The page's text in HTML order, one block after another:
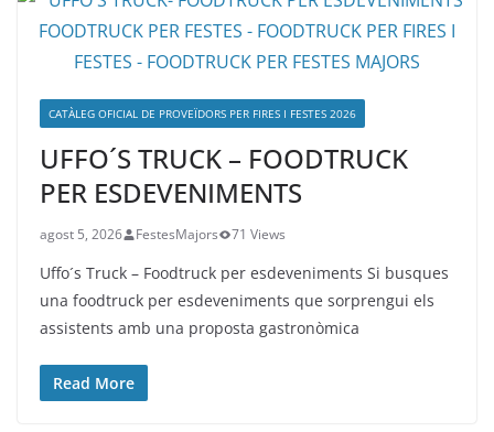
CATÀLEG OFICIAL DE PROVEÏDORS PER FIRES I FESTES 2026
UFFO´S TRUCK – FOODTRUCK
PER ESDEVENIMENTS
agost 5, 2026 FestesMajors 71 Views
Uffo´s Truck – Foodtruck per esdeveniments Si busques
una foodtruck per esdeveniments que sorprengui els
assistents amb una proposta gastronòmica
Read More